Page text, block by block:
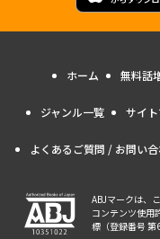
ホーム 無料話
ジャンル一覧 サイ
よくあるご質問 / お問い
ABJマークは、
コンテンツ使用
標（登録番号 第